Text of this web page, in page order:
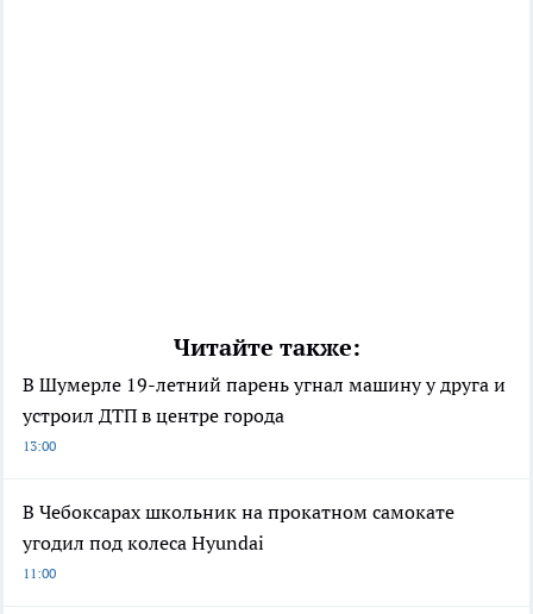
Читайте также:
В Шумерле 19-летний парень угнал машину у друга и
устроил ДТП в центре города
13:00
В Чебоксарах школьник на прокатном самокате
угодил под колеса Hyundai
11:00